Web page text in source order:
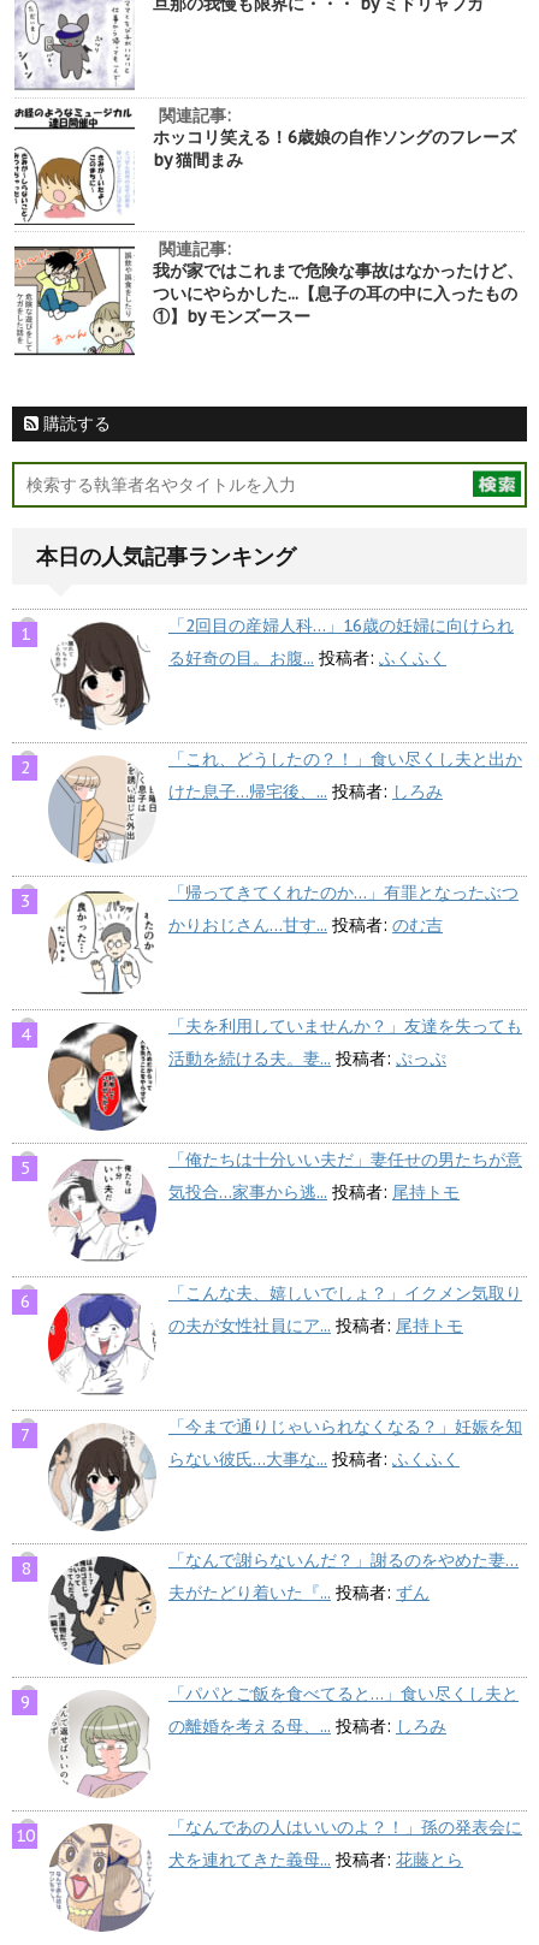
関連記事:
ホッコリ笑える！6歳娘の自作ソングのフレーズ
by 猫間まみ
関連記事:
我が家ではこれまで危険な事故はなかったけど、
ついにやらかした...【息子の耳の中に入ったもの
①】by モンズースー
購読する
本日の人気記事ランキング
「2回目の産婦人科…」16歳の妊婦に向けられ
る好奇の目。お腹... 投稿者: ふくふく
「これ、どうしたの？！」食い尽くし夫と出か
けた息子…帰宅後、... 投稿者: しろみ
「帰ってきてくれたのか…」有罪となったぶつ
かりおじさん…甘す... 投稿者: のむ吉
「夫を利用していませんか？」友達を失っても
活動を続ける夫。妻... 投稿者: ぷっぷ
「俺たちは十分いい夫だ」妻任せの男たちが意
気投合…家事から逃... 投稿者: 尾持トモ
「こんな夫、嬉しいでしょ？」イクメン気取り
の夫が女性社員にア... 投稿者: 尾持トモ
「今まで通りじゃいられなくなる？」妊娠を知
らない彼氏…大事な... 投稿者: ふくふく
「なんで謝らないんだ？」謝るのをやめた妻…
夫がたどり着いた『... 投稿者: ずん
「パパとご飯を食べてると…」食い尽くし夫と
の離婚を考える母、... 投稿者: しろみ
「なんであの人はいいのよ？！」孫の発表会に
犬を連れてきた義母... 投稿者: 花藤とら